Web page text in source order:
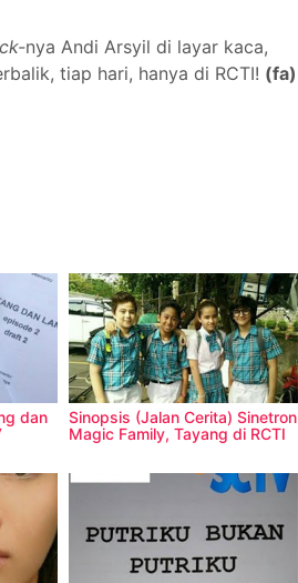
nya Andi Arsyil di layar kaca,
tiap hari, hanya di RCTI! (fa)
dan
Sinopsis (Jalan Cerita) Sinetron
Magic Family, Tayang di RCTI